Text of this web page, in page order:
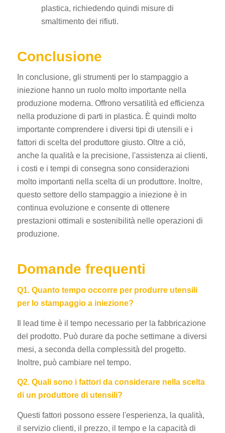
plastica, richiedendo quindi misure di
smaltimento dei rifiuti.
Conclusione
In conclusione, gli strumenti per lo stampaggio a
iniezione hanno un ruolo molto importante nella
produzione moderna. Offrono versatilità ed efficienza
nella produzione di parti in plastica. È quindi molto
importante comprendere i diversi tipi di utensili e i
fattori di scelta del produttore giusto. Oltre a ciò,
anche la qualità e la precisione, l'assistenza ai clienti,
i costi e i tempi di consegna sono considerazioni
molto importanti nella scelta di un produttore. Inoltre,
questo settore dello stampaggio a iniezione è in
continua evoluzione e consente di ottenere
prestazioni ottimali e sostenibilità nelle operazioni di
produzione.
Domande frequenti
Q1. Quanto tempo occorre per produrre utensili
per lo stampaggio a iniezione?
Il lead time è il tempo necessario per la fabbricazione
del prodotto. Può durare da poche settimane a diversi
mesi, a seconda della complessità del progetto.
Inoltre, può cambiare nel tempo.
Q2. Quali sono i fattori da considerare nella scelta
di un produttore di utensili?
Questi fattori possono essere l'esperienza, la qualità,
il servizio clienti, il prezzo, il tempo e la capacità di